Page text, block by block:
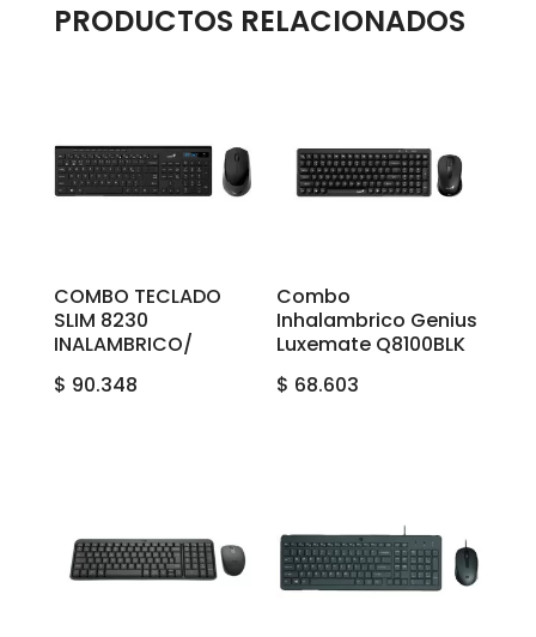
PRODUCTOS RELACIONADOS
COMBO TECLADO
SLIM 8230
INALAMBRICO/
$ 90.348
Combo
Inhalambrico Genius
Luxemate Q8100BLK
$ 68.603